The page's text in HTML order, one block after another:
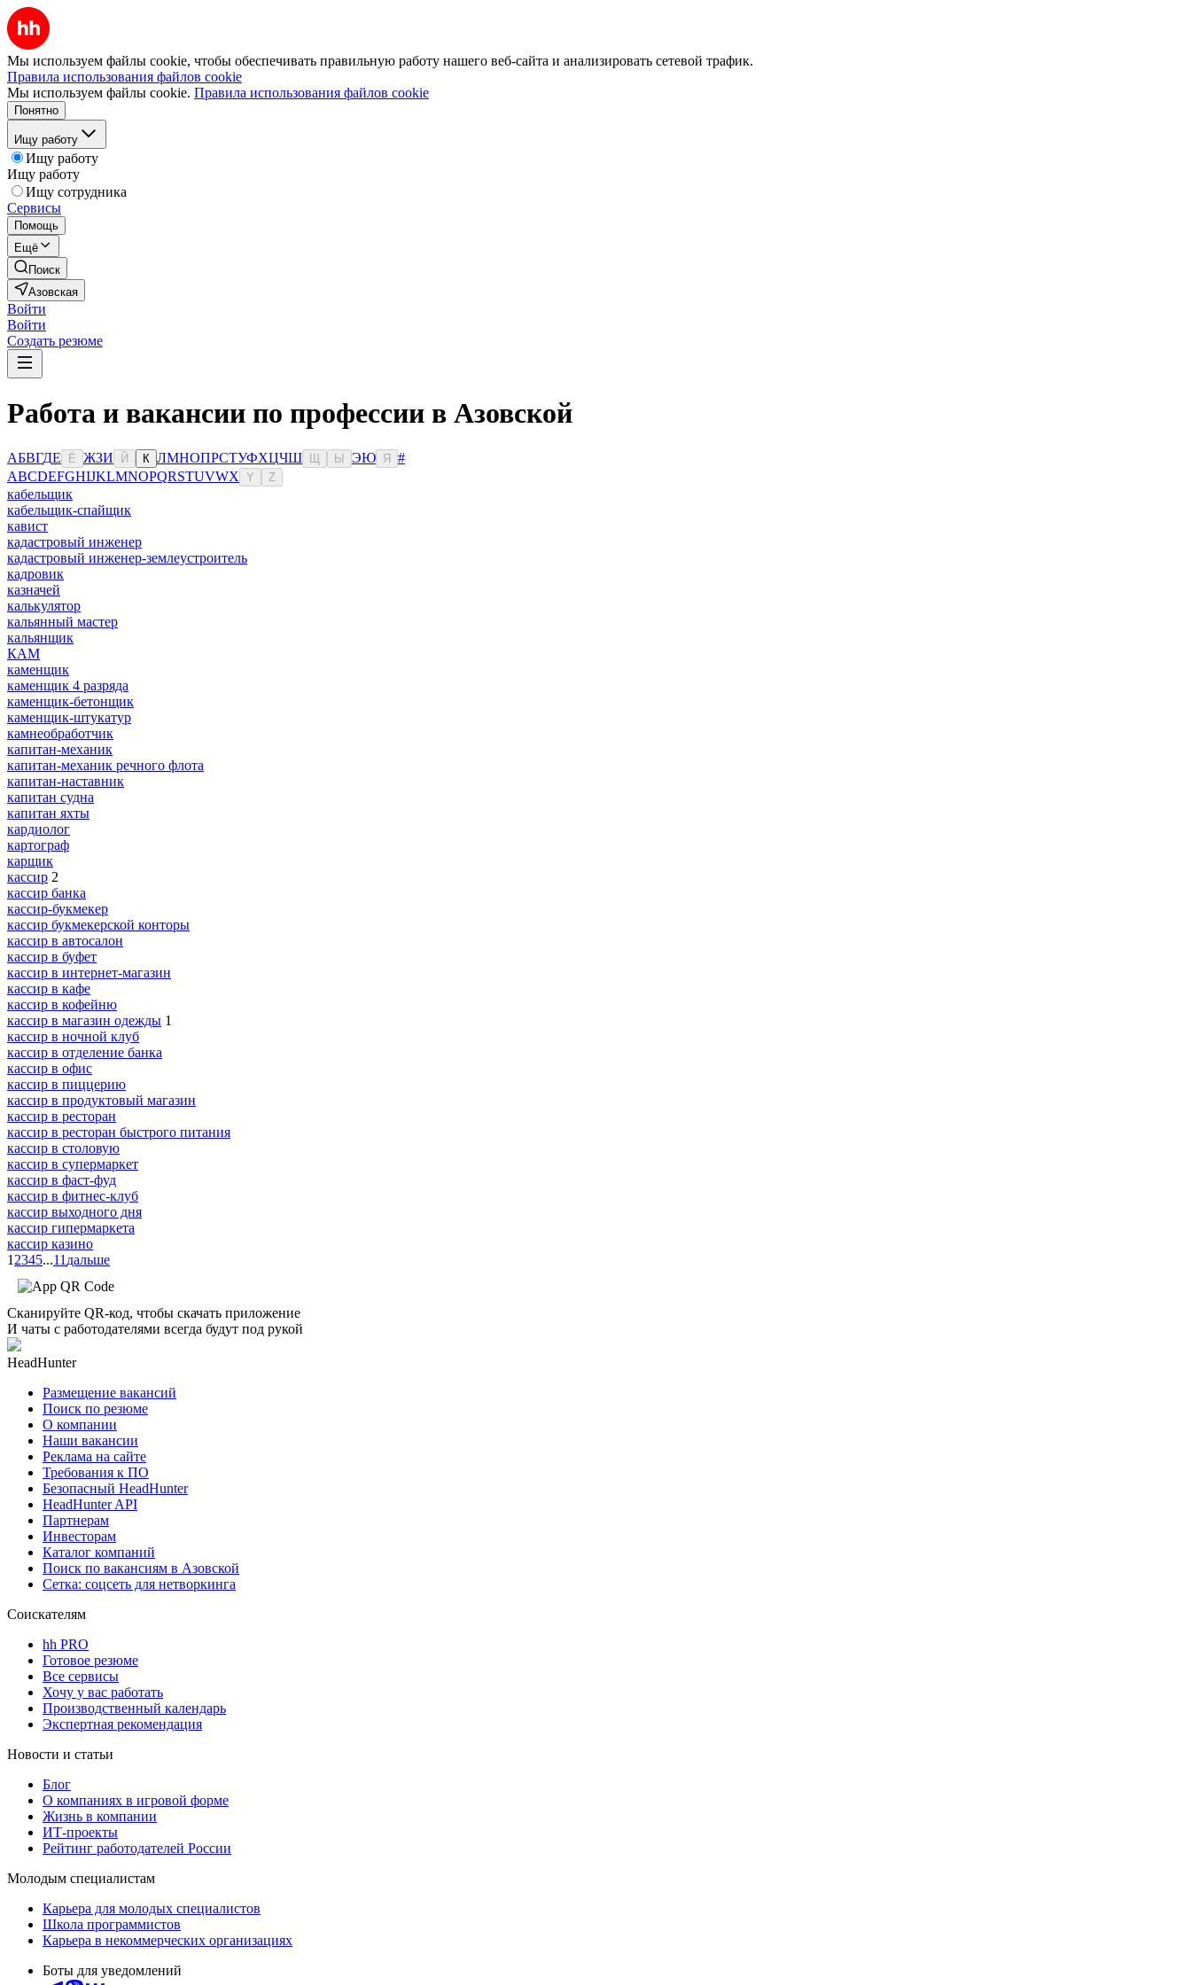
Мы используем файлы cookie, чтобы обеспечивать правильную работу нашего веб-сайта и анализировать сетевой трафик.
Правила использования файлов cookie
Мы используем файлы cookie. Правила использования файлов cookie
Понятно
Ищу работу
Ищу работу
Ищу работу
Ищу сотрудника
Сервисы
Помощь
Ещё
Поиск
Азовская
Войти
Войти
Создать резюме
Работа и вакансии по профессии в Азовской
АБВГДЕ Ё ЖЗИ Й К ЛМНОПРСТУФХЦЧШ Ы ЭЮ Я
#
ABCDEFGHIJKLMNOPQRSTUVWX Y Z
кабельщик
кабельщик-спайщик
кавист
кадастровый инженер
кадастровый инженер-землеустроитель
кадровик
казначей
калькулятор
кальянный мастер
кальянщик
КАМ
каменщик
каменщик 4 разряда
каменщик-бетонщик
каменщик-штукатур
камнеобработчик
капитан-механик
капитан-механик речного флота
капитан-наставник
капитан судна
капитан яхты
кардиолог
картограф
карщик
кассир 2
кассир банка
кассир-букмекер
кассир букмекерской конторы
кассир в автосалон
кассир в буфет
кассир в интернет-магазин
кассир в кафе
кассир в кофейню
кассир в магазин одежды 1
кассир в ночной клуб
кассир в отделение банка
кассир в офис
кассир в пиццерию
кассир в продуктовый магазин
кассир в ресторан
кассир в ресторан быстрого питания
кассир в столовую
кассир в супермаркет
кассир в фаст-фуд
кассир в фитнес-клуб
кассир выходного дня
кассир гипермаркета
кассир казино
1 2345...11 дальше
Сканируйте QR-код, чтобы скачать приложение
И чаты с работодателями всегда будут под рукой
HeadHunter
Размещение вакансий
Поиск по резюме
О компании
Наши вакансии
Реклама на сайте
Требования к ПО
Безопасный HeadHunter
HeadHunter API
Партнерам
Инвесторам
Каталог компаний
Поиск по вакансиям в Азовской
Сетка: соцсеть для нетворкинга
Соискателям
hh PRO
Готовое резюме
Все сервисы
Хочу у вас работать
Производственный календарь
Экспертная рекомендация
Новости и статьи
Блог
О компаниях в игровой форме
Жизнь в компании
ИТ-проекты
Рейтинг работодателей России
Молодым специалистам
Карьера для молодых специалистов
Школа программистов
Карьера в некоммерческих организациях
Боты для уведомлений